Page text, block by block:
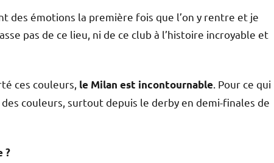
des émotions la première fois que l’on y rentre et je
pas de ce lieu, ni de ce club à l’histoire incroyable et
ces couleurs, le Milan est incontournable . Pour ce qui
des couleurs, surtout depuis le derby en demi-finales de
?